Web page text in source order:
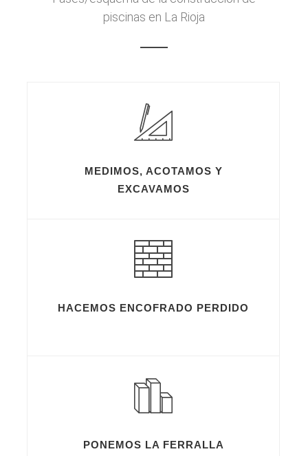
piscinas en La Rioja
MEDIMOS, ACOTAMOS Y
EXCAVAMOS
HACEMOS ENCOFRADO PERDIDO
PONEMOS LA FERRALLA